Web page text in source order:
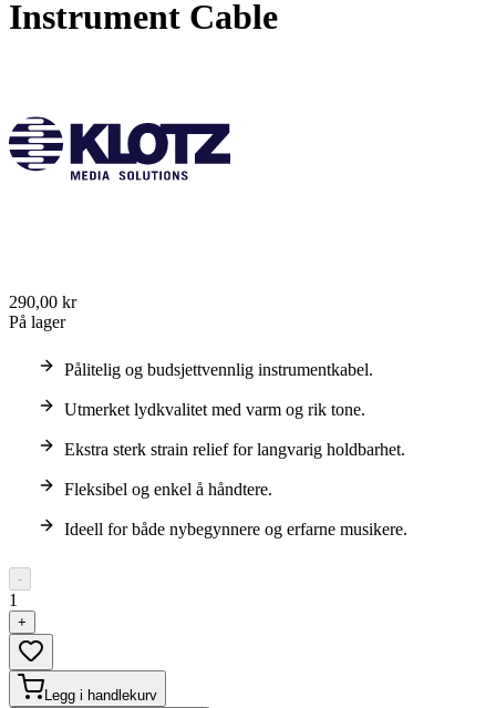
Instrument Cable
290,00 kr
På lager
Pålitelig og budsjettvennlig instrumentkabel.
Utmerket lydkvalitet med varm og rik tone.
Ekstra sterk strain relief for langvarig holdbarhet.
Fleksibel og enkel å håndtere.
Ideell for både nybegynnere og erfarne musikere.
-
1
+
Legg i handlekurv